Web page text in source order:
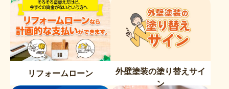
リフォームローン
外壁塗装の塗り替えサイ
ン